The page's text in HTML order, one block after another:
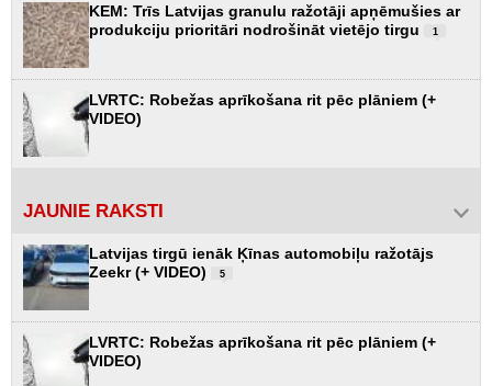
KEM: Trīs Latvijas granulu ražotāji apņēmušies ar
produkciju prioritāri nodrošināt vietējo tirgu
1
LVRTC: Robežas aprīkošana rit pēc plāniem (+
VIDEO)
JAUNIE RAKSTI
Latvijas tirgū ienāk Ķīnas automobiļu ražotājs
Zeekr (+ VIDEO)
5
LVRTC: Robežas aprīkošana rit pēc plāniem (+
VIDEO)